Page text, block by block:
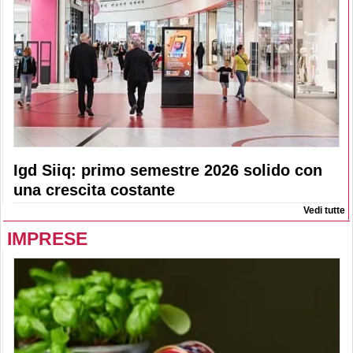
Igd Siiq: primo semestre 2026 solido con
una crescita costante
Vedi tutte
IMPRESE